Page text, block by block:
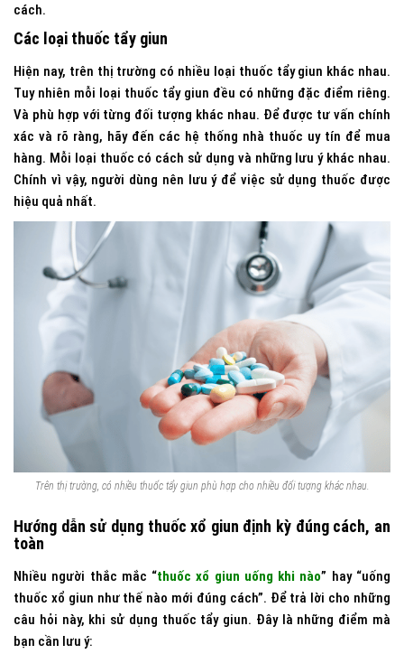
cách.
Các loại thuốc tẩy giun
Hiện nay, trên thị trường có nhiều loại thuốc tẩy giun khác nhau.
Tuy nhiên mỗi loại thuốc tẩy giun đều có những đặc điểm riêng.
Và phù hợp với từng đối tượng khác nhau. Để được tư vấn chính
xác và rõ ràng, hãy đến các hệ thống nhà thuốc uy tín để mua
hàng. Mỗi loại thuốc có cách sử dụng và những lưu ý khác nhau.
Chính vì vậy, người dùng nên lưu ý để việc sử dụng thuốc được
hiệu quả nhất.
Trên thị trường, có nhiều thuốc tẩy giun phù hợp cho nhiều đối tượng khác nhau.
Hướng dẫn sử dụng thuốc xổ giun định kỳ đúng cách, an
toàn
Nhiều người thắc mắc “thuốc xổ giun uống khi nào” hay “uống
thuốc xổ giun như thế nào mới đúng cách”. Để trả lời cho những
câu hỏi này, khi sử dụng thuốc tẩy giun. Đây là những điểm mà
bạn cần lưu ý: